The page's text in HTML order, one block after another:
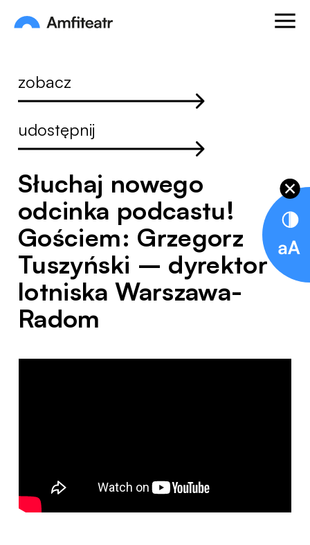
Amfiteatr. Miejski Ośrodek Kultury
Otwórz
zobacz
udostępnij
Słuchaj nowego
odcinka podcastu!
Gościem: Grzegorz
Tuszyński – dyrektor
lotniska Warszawa-
Radom